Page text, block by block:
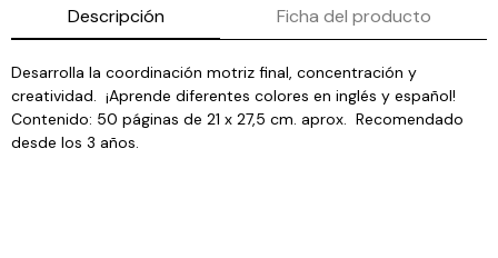
Descripción Ficha del producto
Desarrolla la coordinación motriz final, concentración y
creatividad. ¡Aprende diferentes colores en inglés y español!
Contenido: 50 páginas de 21 x 27,5 cm. aprox. Recomendado
desde los 3 años.